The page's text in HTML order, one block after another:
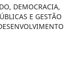
DEMOCRACIA,
E GESTÃO